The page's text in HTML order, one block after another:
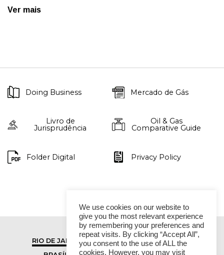
Ver mais
Doing Business Mercado de Gás
Livro de
Jurisprudência
Oil & Gas
Comparative Guide
Folder Digital Privacy Policy
RIO DE JANEIRO
SÃO PAULO
We use cookies on our website to
give you the most relevant experience
by remembering your preferences and
repeat visits. By clicking “Accept All”,
you consent to the use of ALL the
cookies. However, you may visit